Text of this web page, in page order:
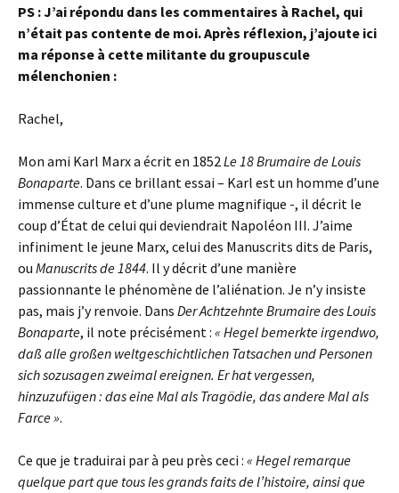
PS : J’ai répondu dans les commentaires à Rachel, qui
n’était pas contente de moi. Après réflexion, j’ajoute ici
ma réponse à cette militante du groupuscule
mélenchonien :
Rachel,
Mon ami Karl Marx a écrit en 1852Le 18 Brumaire de Louis
Bonaparte. Dans ce brillant essai – Karl est un homme d’une
immense culture et d’une plume magnifique -, il décrit le
coup d’État de celui qui deviendrait Napoléon III. J’aime
infiniment le jeune Marx, celui des Manuscrits dits de Paris,
ou Manuscrits de 1844. Il y décrit d’une manière
passionnante le phénomène de l’aliénation. Je n’y insiste
pas, mais j’y renvoie. Dans Der Achtzehnte Brumaire des Louis
Bonaparte, il note précisément : « Hegel bemerkte irgendwo,
daß alle großen weltgeschichtlichen Tatsachen und Personen
sich sozusagen zweimal ereignen. Er hat vergessen,
hinzuzufügen : das eine Mal als Tragödie, das andere Mal als
Farce ».
Ce que je traduirai par à peu près ceci : « Hegel remarque
quelque part que tous les grands faits de l’histoire, ainsi que